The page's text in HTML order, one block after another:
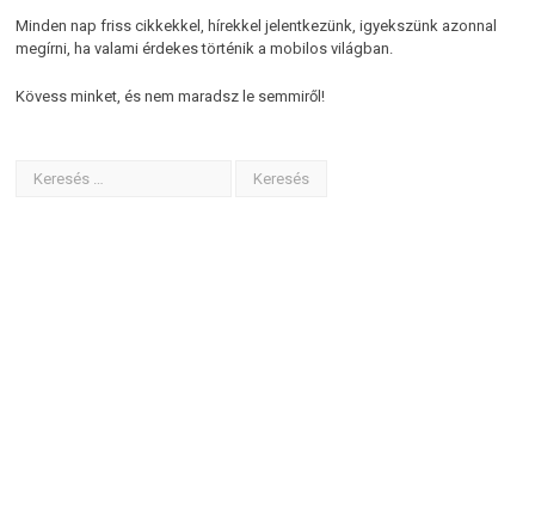
Minden nap friss cikkekkel, hírekkel jelentkezünk, igyekszünk azonnal
megírni, ha valami érdekes történik a mobilos világban.
Kövess minket, és nem maradsz le semmiről!